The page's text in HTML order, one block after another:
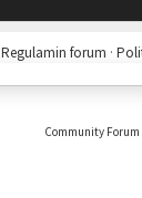
Regulamin forum ·
Community Forum